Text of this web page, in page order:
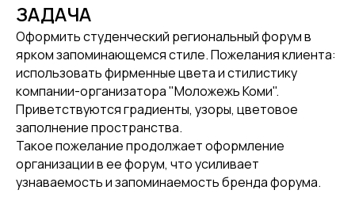
ЗАДАЧА
Оформить студенческий региональный форум в
ярком запоминающемся стиле. Пожелания клиента:
использовать фирменные цвета и стилистику
компании-организатора "Моложежь Коми".
Приветствуются градиенты, узоры, цветовое
заполнение пространства.
Такое пожелание продолжает оформление
организации в ее форум, что усиливает
узнаваемость и запоминаемость бренда форума.